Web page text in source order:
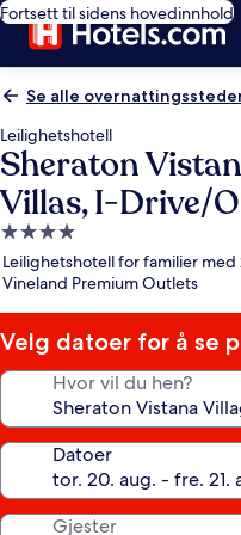
Fortsett til sidens hovedinnhold
Se alle
Leilighetshotell
Sheraton
Villas, I-Drive/
Overnattingssted
med
4.0
stjerner
Leilighetshotell for familier
Vineland Premium Outlets
Velg datoer for å se
Hvor vil du hen?
Datoer
Gjester